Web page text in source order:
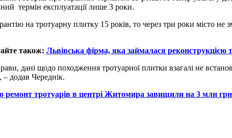
термін експлуатації лише 3 роки.
на тротуарну плитку 15 років, то через три роки місто
також: Львівська фірма, яка займалася реконструкцією
дані щодо походження тротуарної плитки взагалі не
додав Череднік.
ремонт тротуарів в центрі Житомира завищили на 3 млн грн